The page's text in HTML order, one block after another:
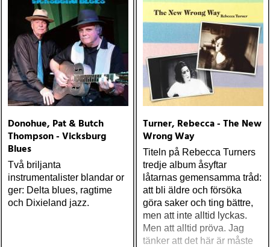
Krauss - Windy City 8.
Chris Hillman - Bidin´ My
Time 9
Donohue, Pat & Butch
Thompson - Vicksburg
Blues
Två briljanta
instrumentalister blandar or
ger: Delta blues, ragtime
och Dixieland jazz.
Turner, Rebecca - The New
Wrong Way
Titeln på Rebecca Turners
tredje album åsyftar
låtarnas gemensamma tråd:
att bli äldre och försöka
göra saker och ting bättre,
men att inte alltid lyckas.
Men att alltid pröva. Jag
tänker att det här är måste